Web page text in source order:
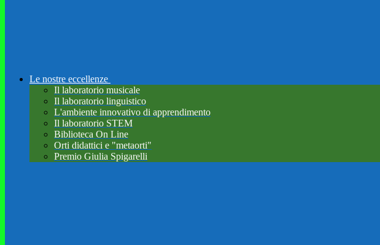
Le nostre eccellenze
Il laboratorio musicale
Il laboratorio linguistico
L'ambiente innovativo di apprendimento
Il laboratorio STEM
Biblioteca On Line
Orti didattici e "metaorti"
Premio Giulia Spigarelli